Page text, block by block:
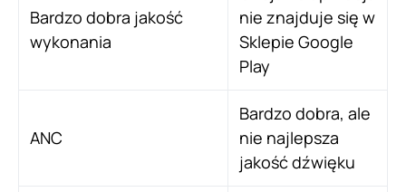
Bardzo dobra jakość
wykonania
nie znajduje się w
Sklepie Google
Play
ANC
Bardzo dobra, ale
nie najlepsza
jakość dźwięku